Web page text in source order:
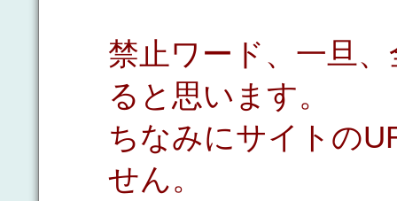
禁止ワード、一旦
ると思います。
ちなみにサイトの
せん。